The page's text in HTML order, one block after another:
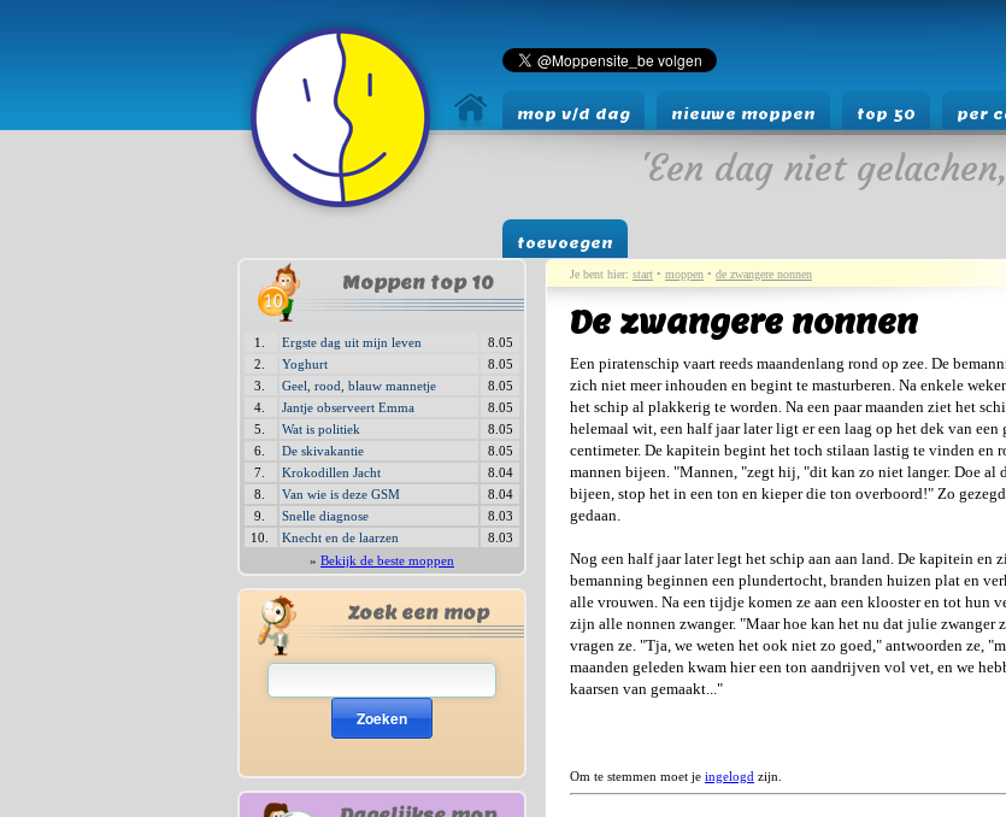
mop v/d dag nieuwe moppen top 50 per
toevoegen
'Een dag niet
Moppen top 10
1. Ergste dag uit mijn leven
8.05
2.
Yoghurt
8.05
3.
Geel, rood, blauw mannetje
8.05
4.
Jantje observeert Emma
8.05
5.
Wat is politiek
8.05
6.
De skivakantie
8.05
7.
Krokodillen Jacht
8.04
8.
Van wie is deze GSM
8.04
9.
Snelle diagnose
8.03
10.
Knecht en de laarzen
8.03
» Bekijk de beste moppen
Zoek een mop
Zoeken
Je bent hier: start • moppen • de zwangere nonnen
De zwangere nonnen
Een piratenschip vaart reeds maandenlang rond op zee. De
zich niet meer inhouden en begint te masturberen. Na enkele
het schip al plakkerig te worden. Na een paar maanden ziet het
helemaal wit, een half jaar later ligt er een laag op het dek van een
centimeter. De kapitein begint het toch stilaan lastig te vinden en
mannen bijeen. "Mannen, "zegt hij, "dit kan zo niet langer. Doe al
bijeen, stop het in een ton en kieper die ton overboord!" Zo
gedaan.
Nog een half jaar later legt het schip aan aan land. De kapitein en
bemanning beginnen een plundertocht, branden huizen plat en
alle vrouwen. Na een tijdje komen ze aan een klooster en tot hun
zijn alle nonnen zwanger. "Maar hoe kan het nu dat julie zwanger
vragen ze. "Tja, we weten het ook niet zo goed," antwoorden ze,
maanden geleden kwam hier een ton aandrijven vol vet, en we
kaarsen van gemaakt..."
Om te stemmen moet je ingelogd zijn.